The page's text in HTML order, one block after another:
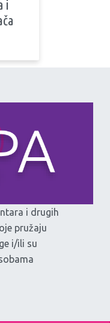
i
i drugih
pružaju
i/ili su